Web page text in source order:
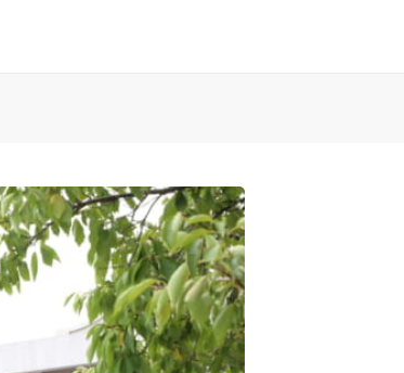
済生会Webサイト
済生会のしごとを知る